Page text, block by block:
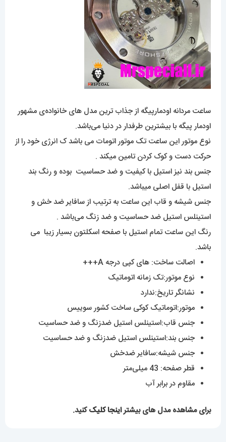
ساعت مردانه اودمارپیگه از جذاب ترین مدل های خانواده‌ی مشهور
اودمار پیگه با بیشترین طرفدار در دنیا می‌باشد.
نوع موتور این ساعت تک موتور اتومات می باشد ک انرژی خود را از
حرکت دست و کوک کردن تامین میکند .
جنس بند نیز استیل با کیفیت و ضد حساسیت بوده و رنگ بند
استیل با قفل اصلی میباشد.
جنس شیشه و قاب این ساعت به ترتیب از سافایر ضد خش و
استینلس استیل ضد حساسیت و ضد زنگ می‌باشد .
رنگ این ساعت تمام استیل با صفحه اسکلتون بسیار زیبا می
باشد.
اصالت ساخت: های کپی درجه A+++
نوع موتور:تک زمانه اتوماتیک
نشانگر تاریخ:ندارد
موتور:اتوماتیک کوکی ساخت کشور سوییس
جنس قاب:استینلس استیل ضدزنگ و ضد حساسیت
جنس بند:استینلس استیل ضدزنگ و ضد حساسیت
جنس شیشه:سافایر ضدخش
قطر صفحه: 43 میلی‌متر
مقاوم در برابر آب
برای مشاهده مدل های بیشتراینجا کلیککنید.